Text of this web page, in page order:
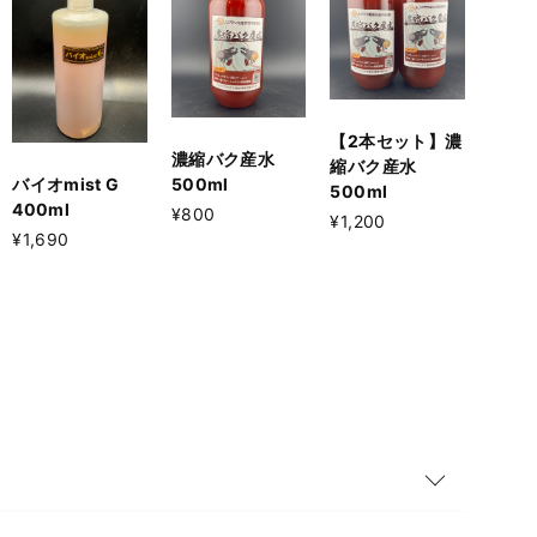
バイオmist G
400ml
¥1,690
濃縮バク産水
500ml
¥800
【2本セット】濃
縮バク産水
500ml
¥1,200